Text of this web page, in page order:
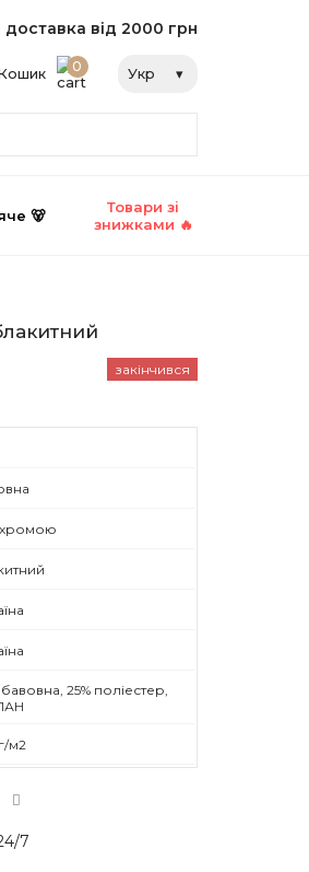
від 2000 грн
0 Укр
🐻
Товари зі
знижками 🔥
закінчився
25% поліестер,
м2
7